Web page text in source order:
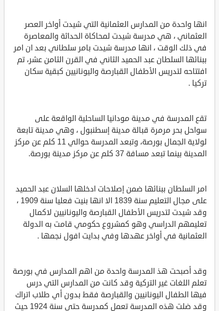
انها واحدة من المدارس العثمانية التي شيدت أواخر العصر
العثماني ، هي مدرسة شيدت لمحاكاة الحداثة والمعاصرة
في ذلك الوقت ، انها مدرسة شيدت بامر سلطاني بعد ان امر
ببنائها السلطان عبد الحميد الثاني في القرن الثامن عشر، تم
افتتاحه لتدريس الأطفال القبارصة واليونانيين كبقية سكان
تركيا .
تقع المدرسة في مدينة مودانيا الساحلية الواقعة على
سواحل بحر مرمرة قبالة مدينة إسطنبول ، وهي مدينة تابعة
لولاية الجمال بورصة، وتبعد المدرسة حوالي 11 كلم عن مركز
المدينة بينما تبعد مسافة 37 كلم عن مركز مدينة بورصة.
امر السلطان ببنائها ضمن إصلاحات ادخلها السلان عبد الحميد
على مجال التعليم سنة 1839 الا انها بنيت فعليا سنة 1909 ،
وقد شيدت لتدريس الأطفال القبارصة واليونانيين لاكمال
تعليمهم الدراسي وهو كمشروع حكومي قامت به الدولة
العثمانية في أواخر عهدها وفي بدايت افول نجمها .
وقد أصبحت هذ المدرسة واحدة من اهم المدارس في بورصة
تعلم اللغات غير التركية وقد كانت من المدارس التي درس
فيها الطفال اليونانيين والقبارصة فقط بدون أي طلاب اتراك
وقد ضلت هذه المدرسة تعمل كمدرسة حتى سنة 1924 حيث